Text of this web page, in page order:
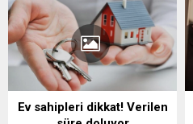
Ev sahipleri dikkat! Verilen